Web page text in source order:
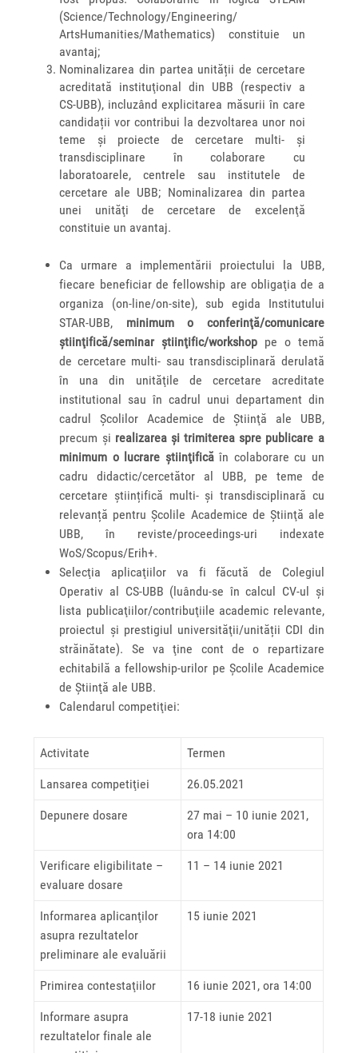
(Science/Technology/Engineering/
ArtsHumanities/Mathematics) constituie un
avantaj;
Nominalizarea din partea unității de cercetare
acreditată instituţional din UBB (respectiv a
CS-UBB), incluzând explicitarea măsurii în care
candidații vor contribui la dezvoltarea unor noi
teme şi proiecte de cercetare multi- şi
transdisciplinare în colaborare cu
laboratoarele, centrele sau institutele de
cercetare ale UBB; Nominalizarea din partea
unei unităţi de cercetare de excelenţă
constituie un avantaj.
Ca urmare a implementării proiectului la UBB,
fiecare beneficiar de fellowship are obligaţia de a
organiza (on-line/on-site), sub egida Institutului
STAR-UBB, minimum o conferinţă/comunicare
ştiinţifică/seminar ştiinţific/workshop pe o temă
de cercetare multi- sau transdisciplinară derulată
în una din unităţile de cercetare acreditate
institutional sau în cadrul unui departament din
cadrul Şcolilor Academice de Ştiinţă ale UBB,
precum şi realizarea şi trimiterea spre publicare a
minimum o lucrare ştiinţificăîn colaborare cu un
cadru didactic/cercetător al UBB, pe teme de
cercetare științifică multi- şi transdisciplinară cu
relevanță pentru Şcolile Academice de Ştiinţă ale
UBB, în reviste/proceedings-uri indexate
WoS/Scopus/Erih+.
Selecţia aplicaţiilor va fi făcută de Colegiul
Operativ al CS-UBB (luându-se în calcul CV-ul şi
lista publicaţiilor/contribuţiile academic relevante,
proiectul şi prestigiul universităţii/unității CDI din
străinătate). Se va ţine cont de o repartizare
echitabilă a fellowship-urilor pe Şcolile Academice
de Ştiinţă ale UBB.
Calendarul competiţiei:
Activitate Termen
Lansarea competiţiei 26.05.2021
Depunere dosare
27 mai – 10 iunie 2021,
ora 14:00
Verificare eligibilitate –
evaluare dosare
11 – 14 iunie 2021
Informarea aplicanţilor
asupra rezultatelor
preliminare ale evaluării
15 iunie 2021
Primirea contestaţiilor 16 iunie 2021, ora 14:00
Informare asupra
rezultatelor finale ale
17-18 iunie 2021